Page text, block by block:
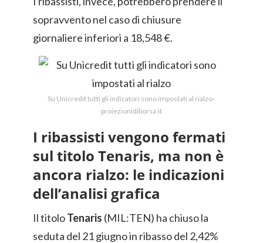
sopravvento nel caso di chiusure
giornaliere inferiori a 18,548 €.
Su Unicredit tutti gli indicatori sono impostati al rialzo-
proiezionidiborsa.it
I ribassisti vengono fermati
sul titolo Tenaris, ma non è
ancora rialzo: le indicazioni
dell’analisi grafica
Il titoloTenaris (MIL:TEN) ha chiuso la
seduta del 21 giugno in ribasso del 2,42%